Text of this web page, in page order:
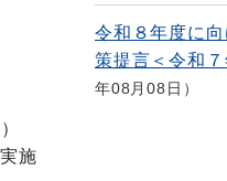
施
令和８年度に
策提言＜令和
年08月08日